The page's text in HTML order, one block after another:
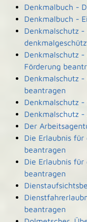
Denkmalbuch -
Denkmalbuch -
Denkmalschutz
Denkmalschutz
Förderung
Denkmalschutz
beantragen
Denkmalschutz
Denkmalschutz -
Der
Die Erlaubnis für
beantragen
Die Erlaubnis
beantragen
beantragen